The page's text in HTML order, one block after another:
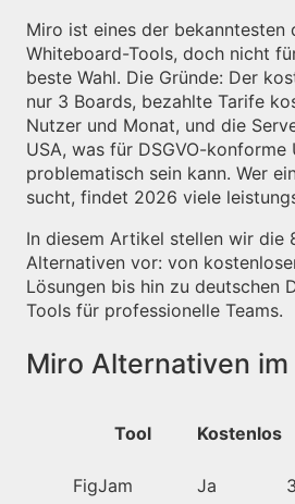
Miro ist eines der bekanntesten
Whiteboard-Tools, doch nicht
beste Wahl. Die Gründe: Der
nur 3 Boards, bezahlte Tarife
Nutzer und Monat, und die
USA, was für DSGVO-konforme
problematisch sein kann. Wer
sucht, findet 2026 viele
In diesem Artikel stellen wir die
Alternativen vor: von
Lösungen bis hin zu deutschen
Tools für professionelle Teams.
Miro Alternativen
Tool Kostenlos
FigJam
Ja